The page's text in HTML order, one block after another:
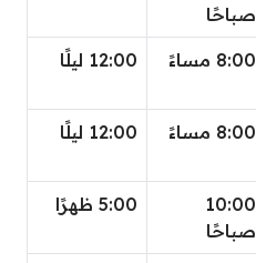
صباحًا
8:00 مساءً 12:00 ليلًا
8:00 مساءً 12:00 ليلًا
10:00
صباحًا
5:00 ظهرًا